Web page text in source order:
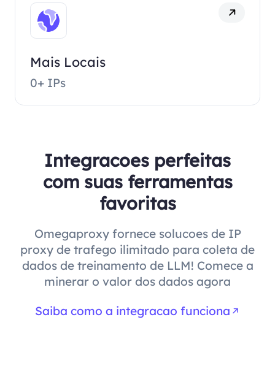
Mais Locais
0+ IPs
Integracoes perfeitas
com suas ferramentas
favoritas
Omegaproxy fornece solucoes de IP
proxy de trafego ilimitado para coleta de
dados de treinamento de LLM! Comece a
minerar o valor dos dados agora
Saiba como a integracao funciona